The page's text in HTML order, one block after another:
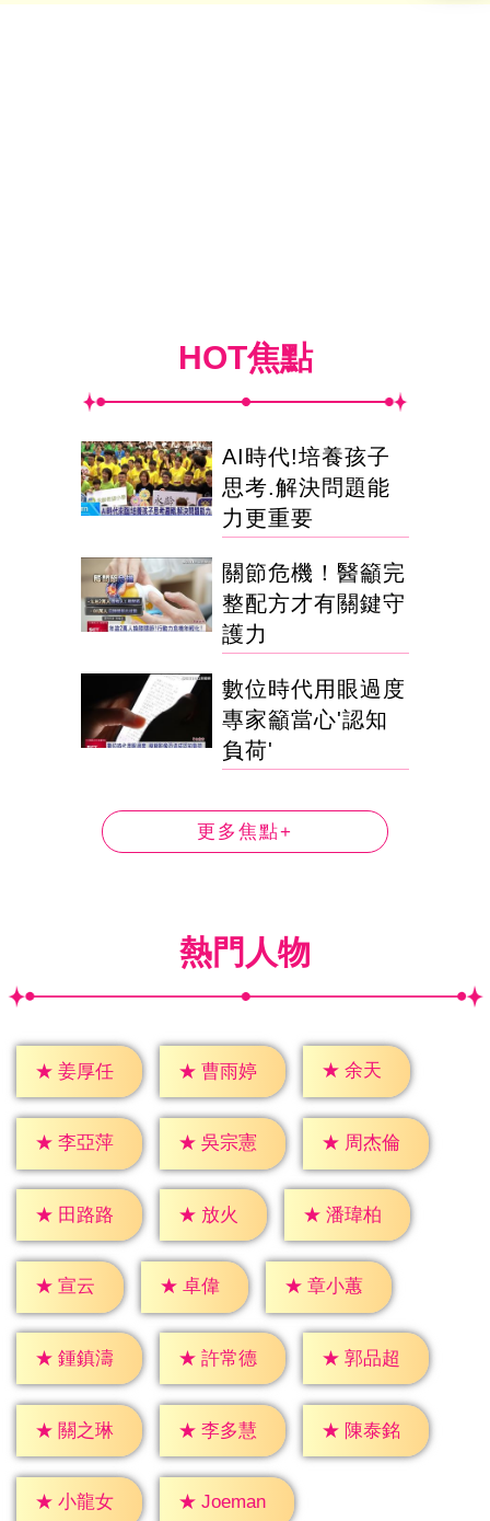
HOT焦點
AI時代!培養孩子
思考.解決問題能
力更重要
關節危機！醫籲完
整配方才有關鍵守
護力
數位時代用眼過度
專家籲當心'認知
負荷'
更多焦點+
熱門人物
★ 姜厚任 ★ 曹雨婷 ★ 余天
★ 李亞萍 ★ 吳宗憲 ★ 周杰倫
★ 田路路 ★ 放火 ★ 潘瑋柏
★ 宣云 ★ 卓偉 ★ 章小蕙
★ 鍾鎮濤 ★ 許常德 ★ 郭品超
★ 關之琳 ★ 李多慧 ★ 陳泰銘
★ 小龍女 ★ Joeman